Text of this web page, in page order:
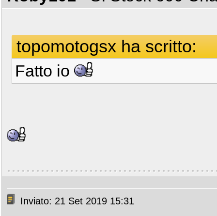
topomotogsx ha scritto:
Fatto io
Inviato: 21 Set 2019 15:31